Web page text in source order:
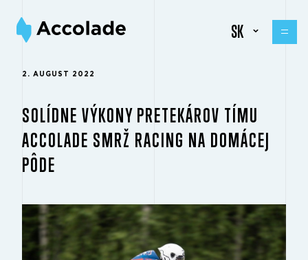
SK
2. AUGUST 2022
SOLÍDNE VÝKONY PRETEKÁROV TÍMU
ACCOLADE SMRŽ RACING NA DOMÁCEJ
PÔDE